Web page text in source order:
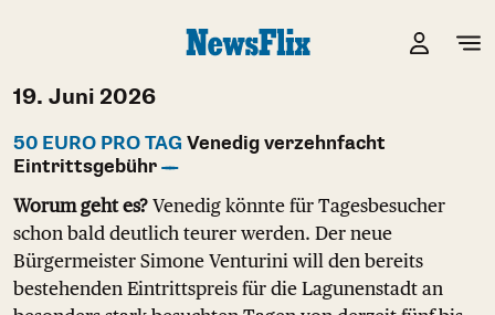
19. Juni 2026
50 EURO PRO TAG Venedig verzehnfacht
Eintrittsgebühr
Worum geht es? Venedig könnte für Tagesbesucher
schon bald deutlich teurer werden. Der neue
Bürgermeister Simone Venturini will den bereits
bestehenden Eintrittspreis für die Lagunenstadt an